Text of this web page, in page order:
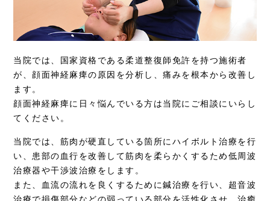
当院では、国家資格である柔道整復師免許を持つ施術者
が、顔面神経麻痺の原因を分析し、痛みを根本から改善し
ます。
顔面神経麻痺に日々悩んでいる方は当院にご相談にいらし
てください。
当院では、筋肉が硬直している箇所にハイボルト治療を行
い、患部の血行を改善して筋肉を柔らかくするため低周波
治療器や干渉波治療をします。
また、血流の流れを良くするために鍼治療を行い、超音波